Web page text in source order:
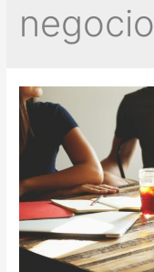
negocio